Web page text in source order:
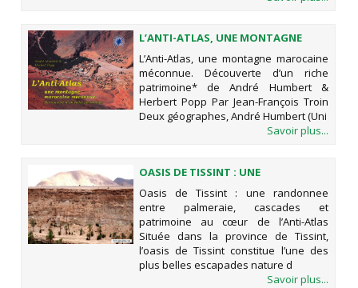
L’ANTI-ATLAS, UNE MONTAGNE
MAROCAINE MÉCONNUE.
DÉCOUVERTE D’UN RICHE
PATRIMOINE* DE ANDRÉ HUMBERT
& HERBERT POPP
L’Anti-Atlas, une montagne marocaine
méconnue. Découverte d’un riche
patrimoine* de André Humbert &
Herbert Popp Par Jean-François Troin
Deux géographes, André Humbert (Uni
Savoir plus...
OASIS DE TISSINT : UNE
RANDONNEE ENTRE PALMERAIE,
CASCADES ET PATRIMOINE AU CŒUR
DE L’ANTI-ATLAS
Oasis de Tissint : une randonnee
entre palmeraie, cascades et
patrimoine au cœur de l’Anti-Atlas
Située dans la province de Tissint,
l’oasis de Tissint constitue l’une des
plus belles escapades nature d
Savoir plus...